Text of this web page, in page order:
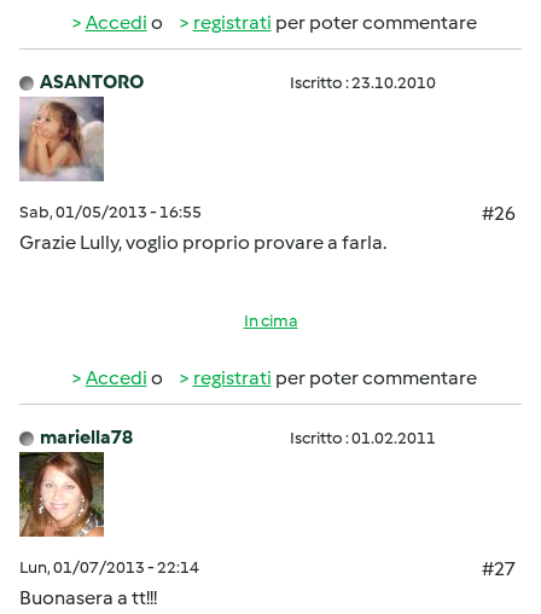
Accedi o registrati per poter commentare
ASANTORO Iscritto : 23.10.2010
Sab, 01/05/2013 - 16:55
#26
Grazie Lully, voglio proprio provare a farla.
In cima
Accedi o registrati per poter commentare
mariella78 Iscritto : 01.02.2011
Lun, 01/07/2013 - 22:14
#27
Buonasera a tt!!!